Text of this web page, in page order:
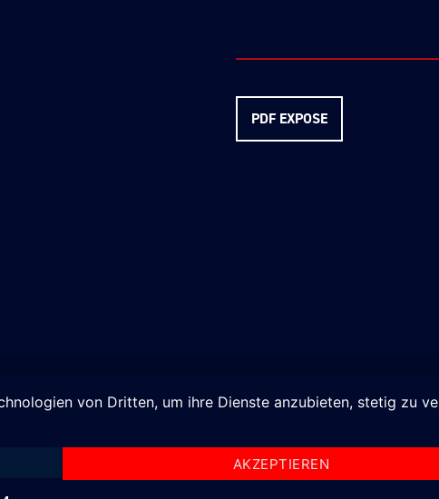
PDF EXPOSE
von Dritten, um ihre Dienste anzubieten, stetig zu
AKZEPTIEREN